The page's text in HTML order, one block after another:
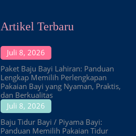
Artikel Terbaru
Juli 8, 2026
Paket Baju Bayi Lahiran: Panduan
Lengkap Memilih Perlengkapan
Pakaian Bayi yang Nyaman, Praktis,
dan Berkualitas
Juli 8, 2026
Baju Tidur Bayi / Piyama Bayi:
Panduan Memilih Pakaian Tidur